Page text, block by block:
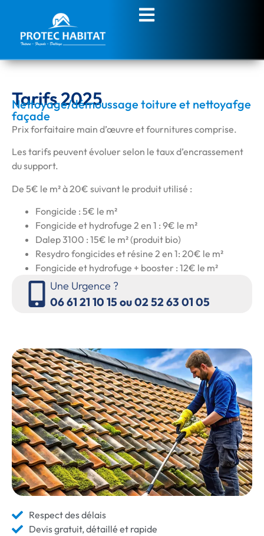
Tarifs 2025
Nettoyage/démoussage toiture et nettoyafge
façade
Prix forfaitaire main d’œuvre et fournitures comprise.
Les tarifs peuvent évoluer selon le taux d’encrassement
du support.
De 5€ le m² à 20€ suivant le produit utilisé :
Fongicide : 5€ le m²
Fongicide et hydrofuge 2 en 1 : 9€ le m²
Dalep 3100 : 15€ le m² (produit bio)
Resydro fongicides et résine 2 en 1: 20€ le m²
Fongicide et hydrofuge + booster : 12€ le m²
Une Urgence ?
06 61 21 10 15 ou 02 52 63 01 05
Respect des délais
Devis gratuit, détaillé et rapide